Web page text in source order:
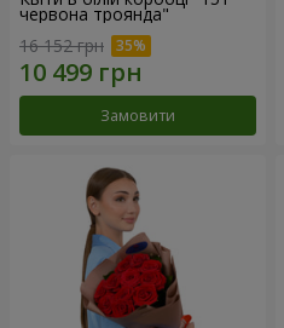
червона троянда"
16 152 грн
Замовити